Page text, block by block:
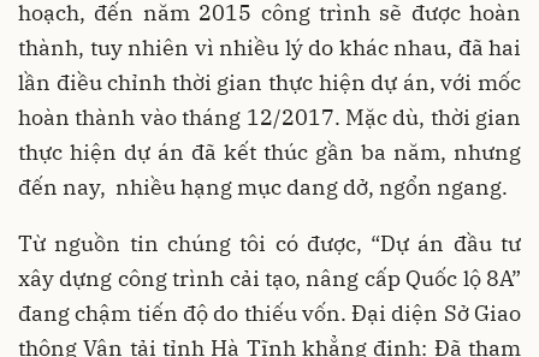
hoạch, đến năm 2015 công trình sẽ được hoàn
thành, tuy nhiên vì nhiều lý do khác nhau, đã hai
lần điều chỉnh thời gian thực hiện dự án, với mốc
hoàn thành vào tháng 12/2017. Mặc dù, thời gian
thực hiện dự án đã kết thúc gần ba năm, nhưng
đến nay, nhiều hạng mục dang dở, ngổn ngang.
Từ nguồn tin chúng tôi có được, “Dự án đầu tư
xây dựng công trình cải tạo, nâng cấp Quốc lộ 8A”
đang chậm tiến độ do thiếu vốn. Đại diện Sở Giao
thông Vận tải tỉnh Hà Tĩnh khẳng định: Đã tham